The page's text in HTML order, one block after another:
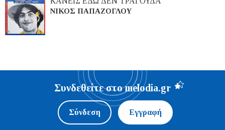
ΝΙΚΟΣ ΠΑΠΑΖΟΓΛΟΥ
Συνδεθείτε στο melodia.gr
Σύνδεση Εγγραφή